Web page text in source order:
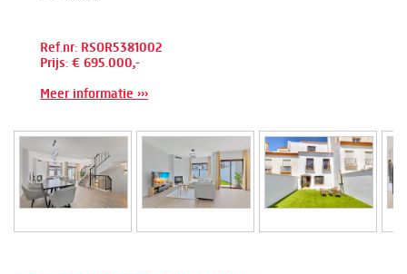
Ref.nr: RSOR5381002
Prijs: € 695.000,-
Meer informatie ›››